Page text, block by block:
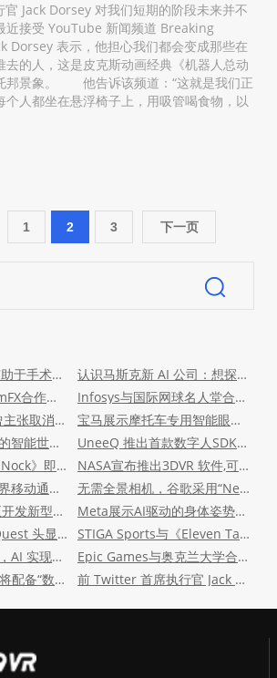
Jack Dorsey 对我们短期的阶段未来并不
接受 YouTube 新闻频道 Breaking
Dorsey 表示，他担心我们都会变成那些在
去的人，这是皮克斯动画经典《机器人总动
邦景象。 他告诉该频道：“这就是我们正
人都坐在悬浮椅子上，用吸管喝食物，以
1 2 3 下一页
研究表明VR健身有助于手术康复
认识马斯克新 AI 公司：想探索世界本质的「xAI」
FaceCake与 RealmFX合作将 AI 和 AR 带入VFX 行业
Infosys与国际网球名人堂合作推出“网球元宇宙博物馆”
Meta首席技术官曾主张取消“VR 一体机”项目
宝马展示摩托车专用智能眼镜ConnectedRide：可显示导航、速度等信息
携手共创更加美好的智能世界！2023世界人工智能大会在沪开幕
UneeQ 推出首款数字人SDK：可在AR/VR 应用中快速构建数字人
VR射箭竞技游戏《Nock》即将上线 SteamVR平台
NASA宣布推出3DVR 软件,可实现数据可视化
元宇宙亮相上海世界移动通信大会
无需全景相机，谷歌采用“NeRF”技术制作全景视频
谷歌 DeepMind正开发新型AI模型Gemini，号称“比 GPT-4 强”
Meta展示AI驱动的身体姿势系统最新成果
Unity发布适用于Quest 头显的MR开发工具
STIGA Sports与《Eleven Table Tennis》合作：将现实乒乓球产品带入VR2
网店模特要失业了，AI 实现一键试衣
Epic Games与奥克兰大学合作创立增强现实中心
Apple Vision Pro 将配备“数字化身网络摄像头”，自动与视频聊天应用集成
前 Twitter 首席执行官 Jack Dorsey 表示 VR 会带来反乌托邦景象